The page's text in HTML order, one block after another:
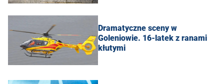
Dramatyczne sceny w
Goleniowie. 16-latek z ranami
kłutymi